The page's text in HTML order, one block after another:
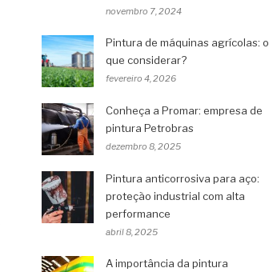
novembro 7, 2024
Pintura de máquinas agrícolas: o
que considerar?
fevereiro 4, 2026
Conheça a Promar: empresa de
pintura Petrobras
dezembro 8, 2025
Pintura anticorrosiva para aço:
proteção industrial com alta
performance
abril 8, 2025
A importância da pintura